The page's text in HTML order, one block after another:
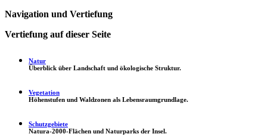
Navigation und Vertiefung
Vertiefung auf dieser Seite
Natur
Überblick über Landschaft und ökologische Struktur.
Vegetation
Höhenstufen und Waldzonen als Lebensraumgrundlage.
Schutzgebiete
Natura-2000-Flächen und Naturparks der Insel.